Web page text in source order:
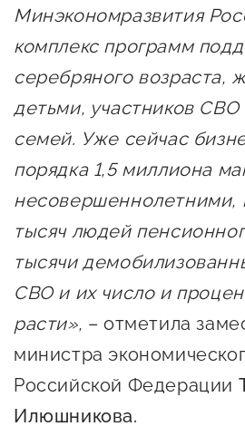
мероприятий для
Проекты
Поддержка
Истории успеха
социальной сферы
О центре
Поддержка
Календарь
мероприятий для
Оказание услуг в
социальной
Центр финансовой
поддержки
О центре
Проекты
Центр
технологического и
О центре
Обучающие
мероприятия
Онлайн-витрина
Экскурсии на
Центр поддержки
Справочник
Органы власти
Минэкономразвития
комплекс программ
серебряного возраста,
детьми, участников СВО
семей. Уже сейчас
порядка 1,5 миллиона
несовершеннолетними,
тысяч людей
тысячи
СВО и их число и
расти», – отметила
министра
Российской Федерации
Илюшникова.